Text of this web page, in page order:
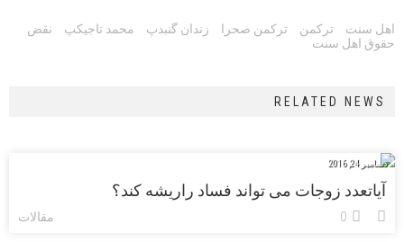
Tags:
اهل سنت ترکمن ترکمن صحرا زندان گنبدپ محمد تاجیکپ
نقض
حقوق اهل سنت
RELATED NEWS
دسامبر 24, 2016
آیاتعدد زوجات می تواند فساد راریشه کند؟
مقالات 0